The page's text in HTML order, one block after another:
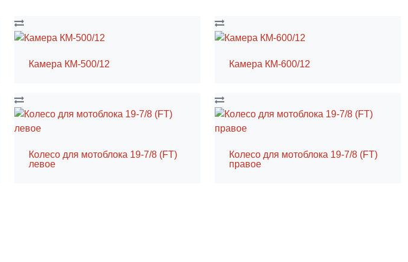
Камера КM-500/12 Камера КM-600/12
Колесо для мотоблока 19-7/8 (FT)
левое
Колесо для мотоблока 19-7/8 (FT)
правое